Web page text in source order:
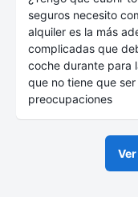
seguros necesito
alquiler es la más
complicadas que
coche durante para
que no tiene que
preocupaciones